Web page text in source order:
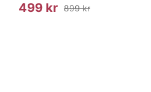
499 kr 899 kr